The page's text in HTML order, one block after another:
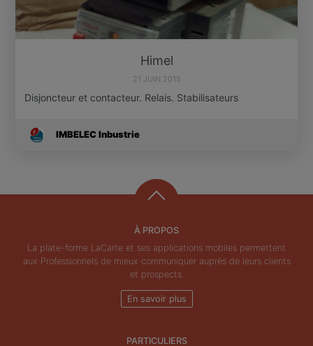
Himel
21 JUIN 2015
Disjoncteur et contacteur. Relais. Stabilisateurs
IMBELEC Inbustrie
À PROPOS
La plate-forme LaCarte et ses applications mobiles permettent
aux Professionnels de mieux communiquer auprès de leurs clients
et prospects.
En savoir plus
PARTICULIERS